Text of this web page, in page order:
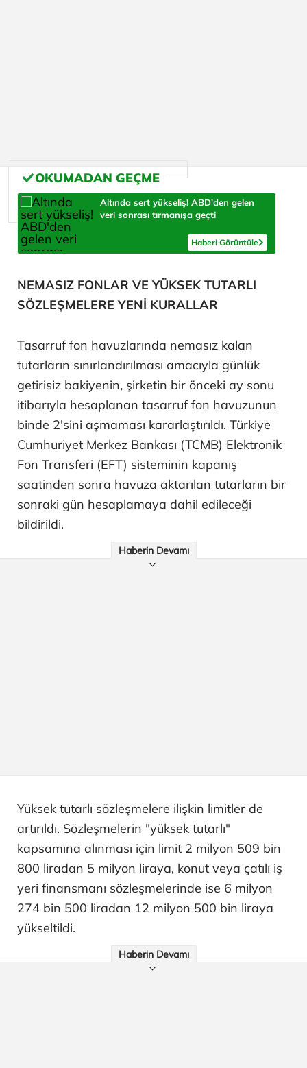
Altında sert yükseliş! ABD'den gelen
veri sonrası tırmanışa geçti
Haberi Görüntüle
NEMASIZ FONLAR VE YÜKSEK TUTARLI
SÖZLEŞMELERE YENİ KURALLAR
Tasarruf fon havuzlarında nemasız kalan
tutarların sınırlandırılması amacıyla günlük
getirisiz bakiyenin, şirketin bir önceki ay sonu
itibarıyla hesaplanan tasarruf fon havuzunun
binde 2'sini aşmaması kararlaştırıldı. Türkiye
Cumhuriyet Merkez Bankası (TCMB) Elektronik
Fon Transferi (EFT) sisteminin kapanış
saatinden sonra havuza aktarılan tutarların bir
sonraki gün hesaplamaya dahil edileceği
bildirildi.
Haberin Devamı
Yüksek tutarlı sözleşmelere ilişkin limitler de
artırıldı. Sözleşmelerin "yüksek tutarlı"
kapsamına alınması için limit 2 milyon 509 bin
800 liradan 5 milyon liraya, konut veya çatılı iş
yeri finansmanı sözleşmelerinde ise 6 milyon
274 bin 500 liradan 12 milyon 500 bin liraya
yükseltildi.
Haberin Devamı